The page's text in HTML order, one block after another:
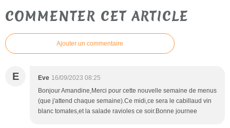
COMMENTER CET ARTICLE
Ajouter un commentaire
E Eve 16/09/2023 08:25
Bonjour Amandine,Merci pour cette nouvelle semaine de menus
(que j'attend chaque semaine).Ce midi,ce sera le cabillaud vin
blanc tomates,et la salade ravioles ce soir.Bonne journee